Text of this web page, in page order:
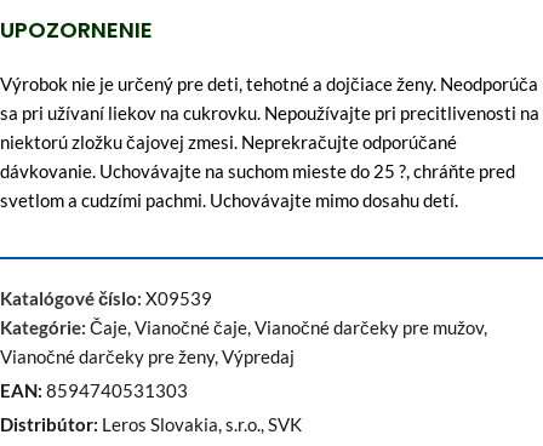
UPOZORNENIE
Výrobok nie je určený pre deti, tehotné a dojčiace ženy. Neodporúča
sa pri užívaní liekov na cukrovku. Nepoužívajte pri precitlivenosti na
niektorú zložku čajovej zmesi. Neprekračujte odporúčané
dávkovanie. Uchovávajte na suchom mieste do 25 ?, chráňte pred
svetlom a cudzími pachmi. Uchovávajte mimo dosahu detí.
Katalógové číslo: X09539
Kategórie: Čaje,Vianočné čaje,Vianočné darčeky pre mužov,
Vianočné darčeky pre ženy,Výpredaj
EAN: 8594740531303
Distribútor: Leros Slovakia, s.r.o., SVK